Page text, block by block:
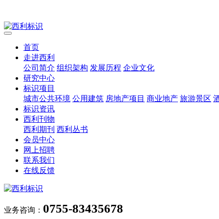
首页
走进西利
公司简介 组织架构 发展历程 企业文化
研究中心
标识项目
城市公共环境 公用建筑 房地产项目 商业地产 旅游景区
标识资讯
西利刊物
西利期刊 西利丛书
会员中心
网上招聘
联系我们
在线反馈
业务咨询： 0755-83435678